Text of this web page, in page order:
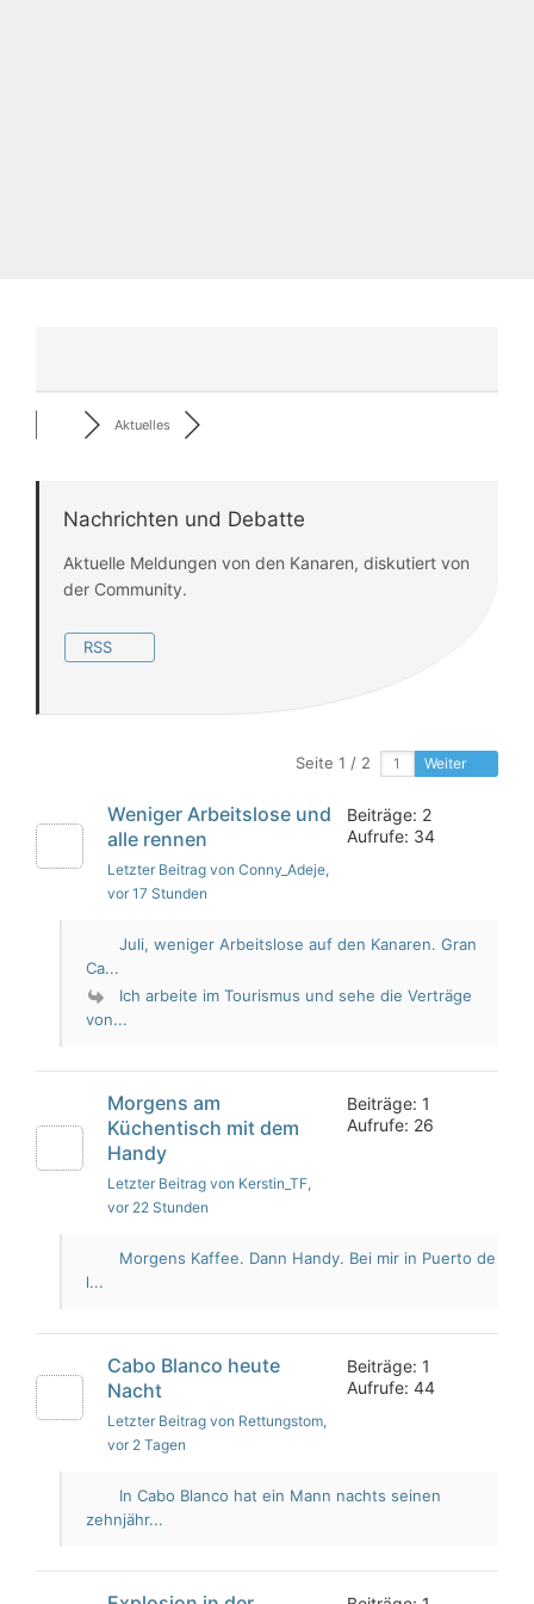
Aktuelles
Nachrichten und Debatte
Aktuelle Meldungen von den Kanaren, diskutiert von
der Community.
RSS
Seite 1 / 2 Weiter
Weniger Arbeitslose und
alle rennen
Letzter Beitrag von Conny_Adeje,
vor 17 Stunden
Beiträge: 2
Aufrufe: 34
Juli, weniger Arbeitslose auf den Kanaren. Gran
Ca...
Ich arbeite im Tourismus und sehe die Verträge
von...
Morgens am
Küchentisch mit dem
Handy
Letzter Beitrag von Kerstin_TF,
vor 22 Stunden
Beiträge: 1
Aufrufe: 26
Morgens Kaffee. Dann Handy. Bei mir in Puerto de
l...
Cabo Blanco heute
Nacht
Letzter Beitrag von Rettungstom,
vor 2 Tagen
Beiträge: 1
Aufrufe: 44
In Cabo Blanco hat ein Mann nachts seinen
zehnjähr...